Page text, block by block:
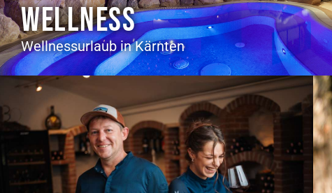
WELLNESS
Wellnessurlaub in Kärnten